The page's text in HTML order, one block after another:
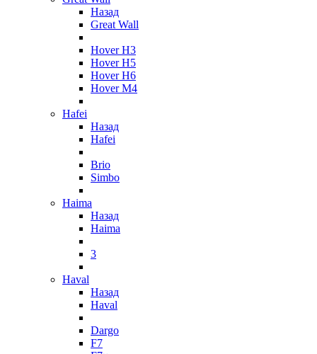
Назад
Great Wall
Hover H3
Hover H5
Hover H6
Hover M4
Hafei
Назад
Hafei
Brio
Simbo
Haima
Назад
Haima
3
Haval
Назад
Haval
Dargo
F7